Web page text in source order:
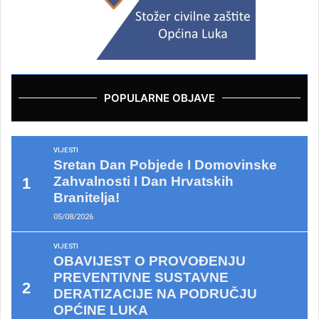
POPULARNE OBJAVE
VIJESTI
Sretan Dan Pobjede I Domovinske
Zahvalnosti I Dan Hrvatskih
Branitelja!
05/08/2026
VIJESTI
OBAVIJEST O PROVOĐENJU
PREVENTIVNE SUSTAVNE
DERATIZACIJE NA PODRUČJU
OPĆINE LUKA